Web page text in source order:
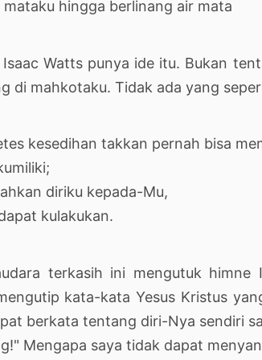
mataku hingga berlinang air mata
Watts punya ide itu. Bukan
di mahkotaku. Tidak ada yang
kesedihan takkan pernah bisa
diriku kepada-Mu,
kulakukan.
terkasih ini mengutuk
kata-kata Yesus Kristus
berkata tentang diri-Nya sendiri
Mengapa saya tidak dapat